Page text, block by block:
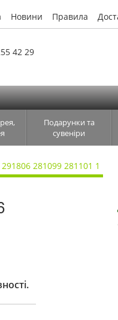
Новини Правила
42 29
Подарунки та
сувеніри
281099 281101 1